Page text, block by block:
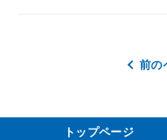
前の
トップページ